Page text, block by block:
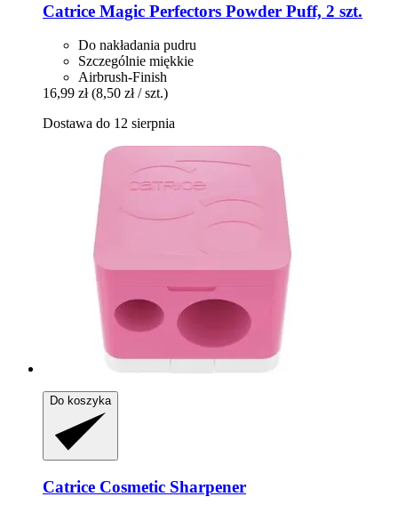
Catrice Magic Perfectors Powder Puff, 2 szt.
Do nakładania pudru
Szczególnie miękkie
Airbrush-Finish
16,99 zł (8,50 zł / szt.)
Dostawa do 12 sierpnia
Do koszyka
Catrice Cosmetic Sharpener